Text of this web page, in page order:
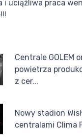
i uciążliwa praca
Centrale GOLEM
powietrza
z cer...
Nowy stadion
centralami Clima